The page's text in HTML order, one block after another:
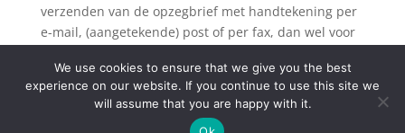
verzenden van de opzegbrief met handtekening per
e-mail, (aangetekende) post of per fax, dan wel voor
We use cookies to ensure that we give you the best
experience on our website. If you continue to use this site we
will assume that you are happy with it.